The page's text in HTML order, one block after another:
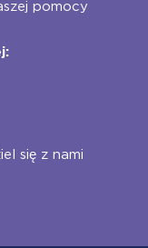
pomocy
się z nami